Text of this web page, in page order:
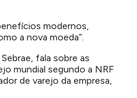
modernos,
a nova moeda”.
fala sobre as
mundial segundo a NRF
de varejo da empresa,